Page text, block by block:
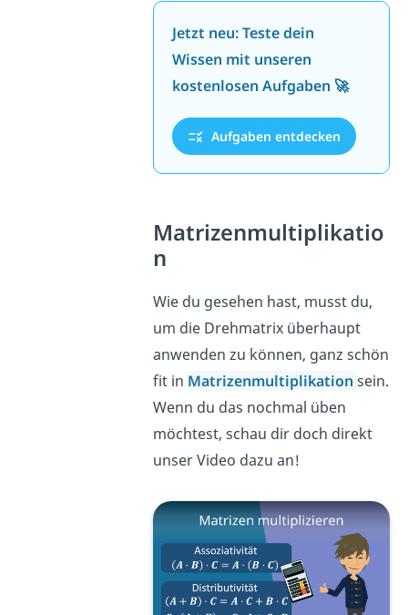
Jetzt neu: Teste dein
Wissen mit unseren
kostenlosen Aufgaben 🚀
Aufgaben entdecken
Matrizenmultiplikatio
n
Wie du gesehen hast, musst du,
um die Drehmatrix überhaupt
anwenden zu können, ganz schön
fit in Matrizenmultiplikation sein.
Wenn du das nochmal üben
möchtest, schau dir doch direkt
unser Video dazu an!